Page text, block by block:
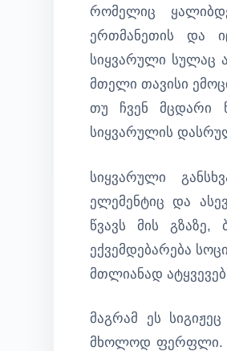
რომელიც
ერთმანეთის და
სიყვარული სულაც
მთელი თავისი
თუ ჩვენ მცდარი
სიყვარულის
სიყვარული
ელემენტიც და
წვავს მის
ექვემდებარება
მთლიანად
მაგრამ ეს
მხოლოდ ფერფლი.